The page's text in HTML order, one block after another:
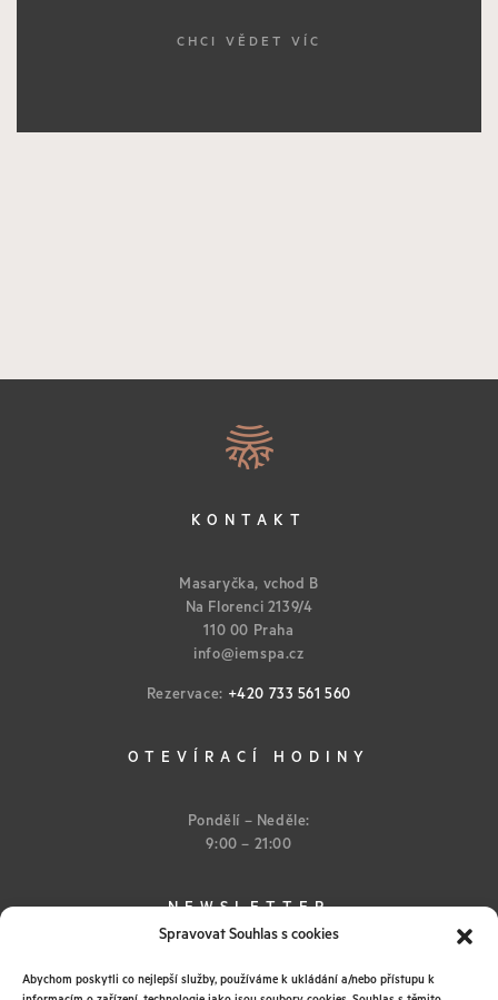
Spravovat Souhlas s cookies
Abychom poskytli co nejlepší služby, používáme k ukládání a/nebo přístupu k
CHCI VĚDET VÍC
KONTAKT
Masaryčka, vchod B
Na Florenci 2139/4
110 00 Praha
info@iemspa.cz
Rezervace: +420 733 561 560
OTEVÍRACÍ HODINY
Pondělí – Neděle:
9:00 – 21:00
NEWSLETTER